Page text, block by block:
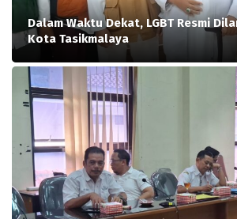
Dalam Waktu Dekat, LGBT Resmi
Kota Tasikmalaya